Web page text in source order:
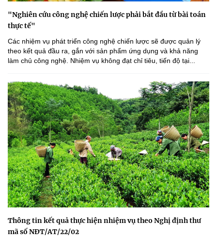
"Nghiên cứu công nghệ chiến lược phải bắt đầu từ bài toán
thực tế"
Các nhiệm vụ phát triển công nghệ chiến lược sẽ được quản lý
theo kết quả đầu ra, gắn với sản phẩm ứng dụng và khả năng
làm chủ công nghệ. Nhiệm vụ không đạt chỉ tiêu, tiến độ tại...
Thông tin kết quả thực hiện nhiệm vụ theo Nghị định thư
mã số NĐT/AT/22/02